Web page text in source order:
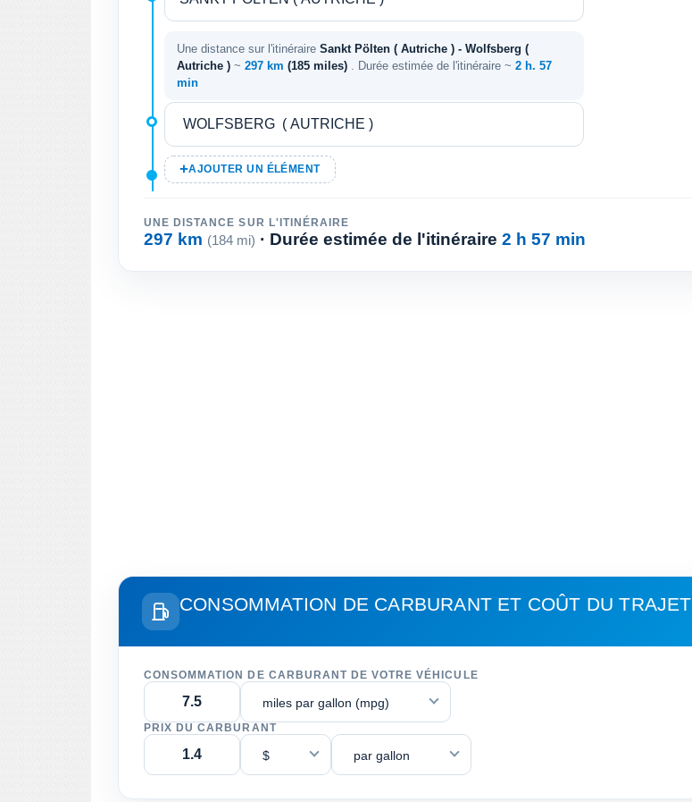
Une distance sur l'itinéraire Sankt Pölten ( Autriche ) - Wolfsberg (
Autriche ) ~ 297 km (185 miles) . Durée estimée de l'itinéraire ~ 2 h. 57
min
AJOUTER UN ÉLÉMENT
UNE DISTANCE SUR L'ITINÉRAIRE
297 km (184 mi) · Durée estimée de l'itinéraire 2 h 57 min
CONSOMMATION DE CARBURANT ET COÛT DU TRAJET
CONSOMMATION DE CARBURANT DE VOTRE VÉHICULE
miles par gallon (mpg)
PRIX DU CARBURANT
$ par gallon